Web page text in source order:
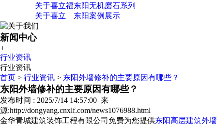
关于喜立福
关于喜立
东阳无机磨石系列
东阳案例展示
新闻中心
+
行业资讯
行业资讯
首页 > 行业资讯 > 东阳外墙修补的主要原因有哪些？
东阳外墙修补的主要原因有哪些？
发布时间 : 2025/7/14 14:57:00 来
源:http://dongyang.cnxlf.com/news1076988.html
金华青城建筑装饰工程有限公司免费为您提供东阳高层建筑外墙